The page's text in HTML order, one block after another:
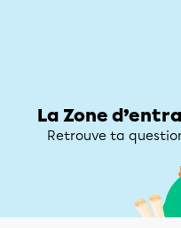
La Zone
Retrouve ta